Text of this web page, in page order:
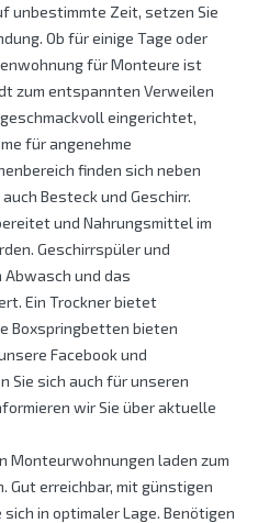
unbestimmte Zeit, setzen Sie
Ob für einige Tage oder
für Monteure ist
zum entspannten Verweilen
eingerichtet,
für angenehme
finden sich neben
Besteck und Geschirr.
und Nahrungsmittel im
Geschirrspüler und
Abwasch und das
Ein Trockner bietet
Boxspringbetten bieten
Facebook und
Sie sich auch für unseren
wir Sie über aktuelle
Monteurwohnungen laden zum
erreichbar, mit günstigen
in optimaler Lage. Benötigen